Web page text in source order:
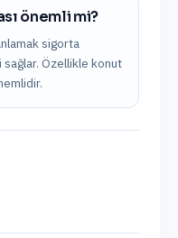
önemli mi?
sigorta
Özellikle konut